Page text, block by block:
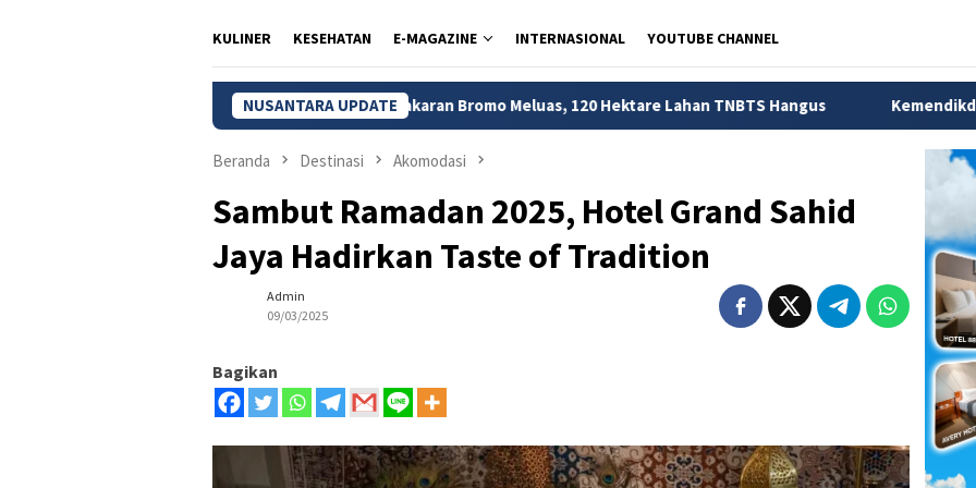
KULINER KESEHATAN E-MAGAZINE INTERNASIONAL YOUTUBE CHANNEL
NUSANTARA UPDATE
Kebakaran Bromo Meluas, 120 Hektare Lahan TNBTS Hangus Kemendikdasmen Ungkap 56
Beranda Destinasi Akomodasi
Sambut Ramadan 2025, Hotel Grand Sahid
Jaya Hadirkan Taste of Tradition
Admin
09/03/2025
Bagikan